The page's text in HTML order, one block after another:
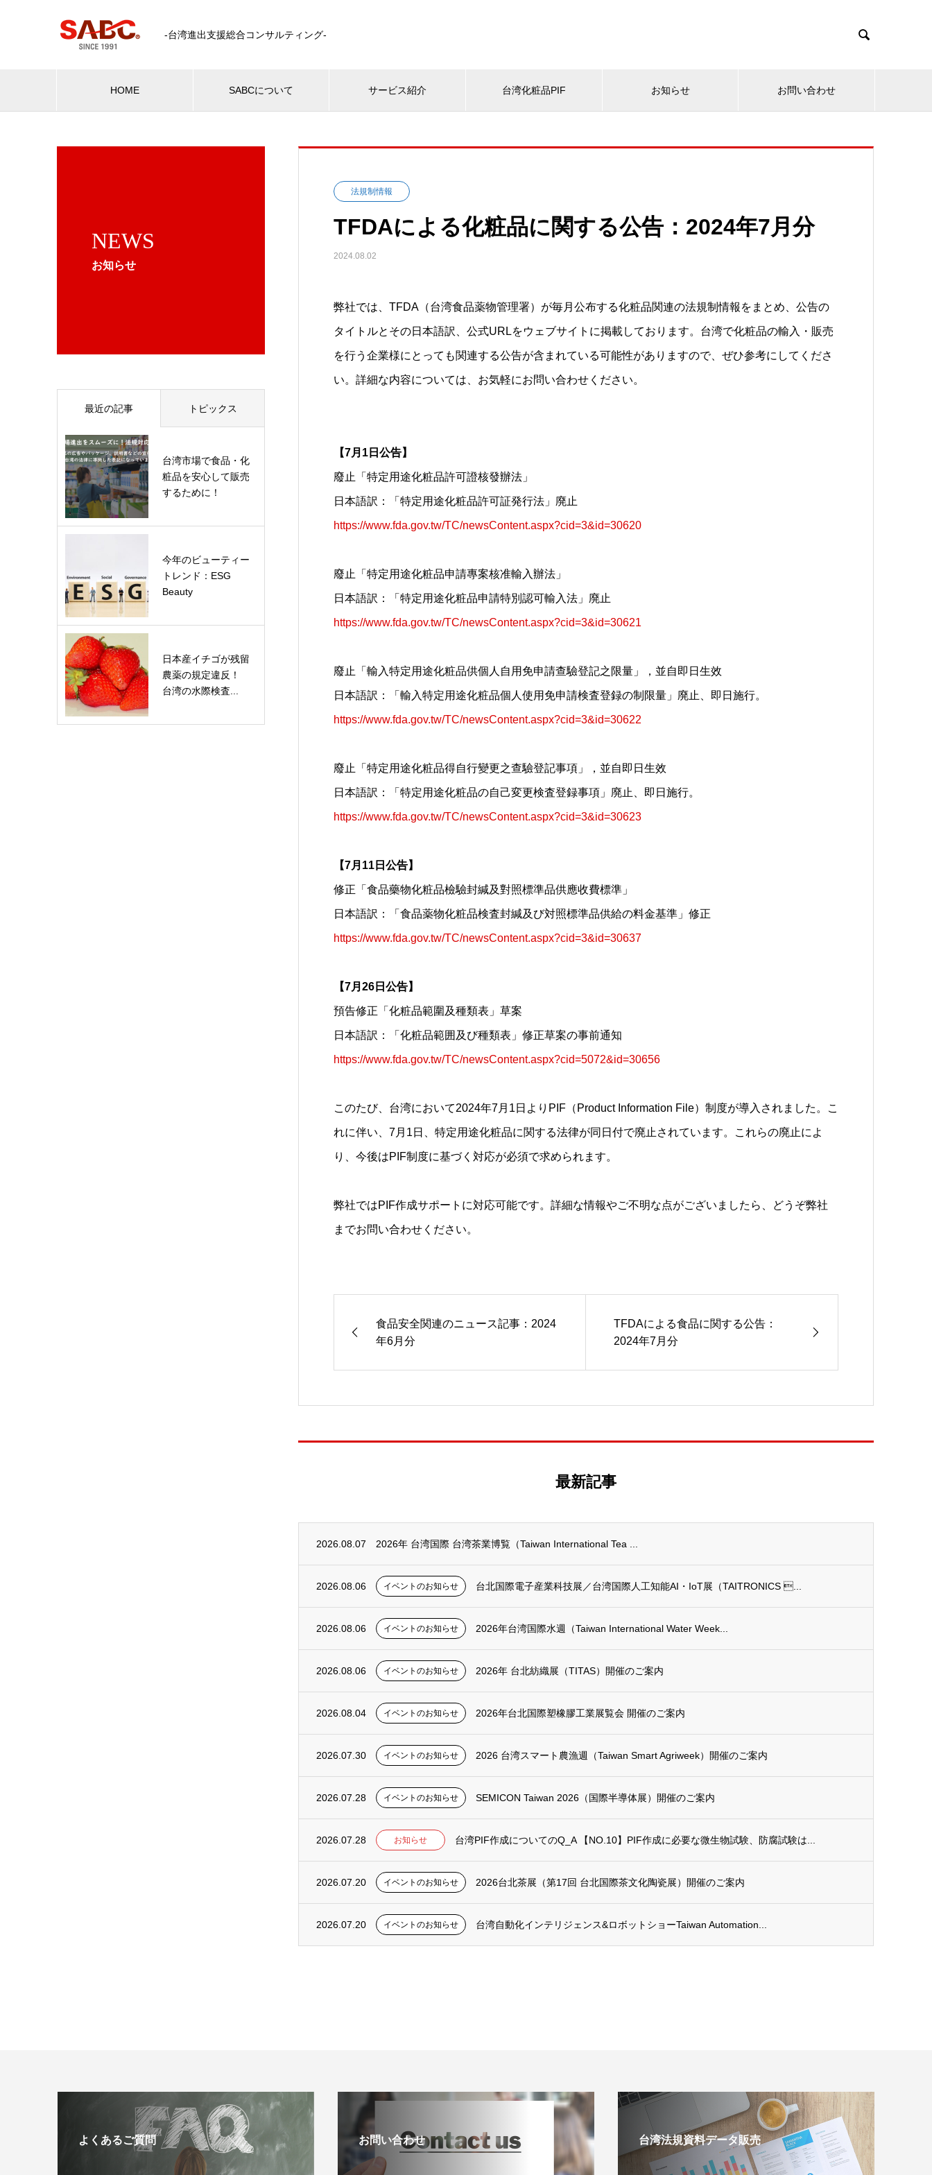
-台湾進出支援総合コンサルティング- 
HOME SABCについて サービス紹介 台湾化粧品PIF お知らせ お問い合わせ
NEWS
お知らせ
法規制情報
TFDAによる化粧品に関する公告：2024年7月分
2024.08.02
弊社では、TFDA（台湾食品薬物管理署）が毎月公布する化粧品関連の法規制情報をまとめ、公告の
タイトルとその日本語訳、公式URLをウェブサイトに掲載しております。台湾で化粧品の輸入・販売
を行う企業様にとっても関連する公告が含まれている可能性がありますので、ぜひ参考にしてくださ
い。詳細な内容については、お気軽にお問い合わせください。
【7月1日公告】
廢止「特定用途化粧品許可證核發辦法」
日本語訳：「特定用途化粧品許可証発行法」廃止
https://www.fda.gov.tw/TC/newsContent.aspx?cid=3&id=30620
廢止「特定用途化粧品申請專案核准輸入辦法」
日本語訳：「特定用途化粧品申請特別認可輸入法」廃止
https://www.fda.gov.tw/TC/newsContent.aspx?cid=3&id=30621
廢止「輸入特定用途化粧品供個人自用免申請查驗登記之限量」，並自即日生效
日本語訳：「輸入特定用途化粧品個人使用免申請検査登録の制限量」廃止、即日施行。
https://www.fda.gov.tw/TC/newsContent.aspx?cid=3&id=30622
廢止「特定用途化粧品得自行變更之查驗登記事項」，並自即日生效
日本語訳：「特定用途化粧品の自己変更検査登録事項」廃止、即日施行。
https://www.fda.gov.tw/TC/newsContent.aspx?cid=3&id=30623
【7月11日公告】
修正「食品藥物化粧品檢驗封緘及對照標準品供應收費標準」
日本語訳：「食品薬物化粧品検査封緘及び対照標準品供給の料金基準」修正
https://www.fda.gov.tw/TC/newsContent.aspx?cid=3&id=30637
【7月26日公告】
預告修正「化粧品範圍及種類表」草案
日本語訳：「化粧品範囲及び種類表」修正草案の事前通知
https://www.fda.gov.tw/TC/newsContent.aspx?cid=5072&id=30656
このたび、台湾において2024年7月1日よりPIF（Product Information File）制度が導入されました。こ
れに伴い、7月1日、特定用途化粧品に関する法律が同日付で廃止されています。 これらの廃止によ
り、今後はPIF制度に基づく対応が必須で求められます。
弊社ではPIF作成サポートに対応可能です。 詳細な情報やご不明な点がございましたら、どうぞ弊社
までお問い合わせください。
食品安全関連のニュース記事：2024
年6月分
TFDAによる食品に関する公告：
2024年7月分
最新記事
2026.08.07 2026年 台湾国際 台湾茶業博覧（Taiwan International Tea ...
2026.08.06 イベントのお知らせ 台北国際電子産業科技展／台湾国際人工知能AI・IoT展（TAITRONICS ...
2026.08.06 イベントのお知らせ 2026年台湾国際水週（Taiwan International Water Week...
2026.08.06 イベントのお知らせ 2026年 台北紡織展（TITAS）開催のご案内
2026.08.04 イベントのお知らせ 2026年台北国際塑橡膠工業展覧会 開催のご案内
2026.07.30 イベントのお知らせ 2026 台湾スマート農漁週（Taiwan Smart Agriweek）開催のご案内
2026.07.28 イベントのお知らせ SEMICON Taiwan 2026（国際半導体展）開催のご案内
2026.07.28 お知らせ 台湾PIF作成についてのQ_A 【NO.10】PIF作成に必要な微生物試験、防腐試験は...
2026.07.20 イベントのお知らせ 2026台北茶展（第17回 台北国際茶文化陶瓷展）開催のご案内
2026.07.20 イベントのお知らせ 台湾自動化インテリジェンス&ロボットショーTaiwan Automation...
最近の記事 トピックス
台湾市場で食品・化
粧品を安心して販売
するために！
今年のビューティー
トレンド：ESG
Beauty
日本産イチゴが残留
農薬の規定違反！
台湾の水際検査...
よくあるご質問 お問い合わせ 台湾法規資料データ販売